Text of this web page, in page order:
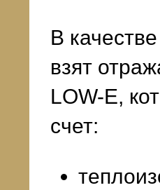
В
взят
LOW-E,
счет: